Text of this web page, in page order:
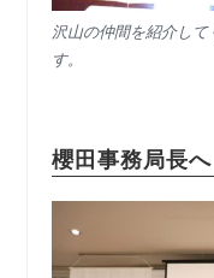
沢山の仲間を紹介し
す。
櫻田事務局長へ